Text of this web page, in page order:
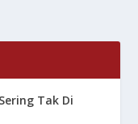
Tak Di